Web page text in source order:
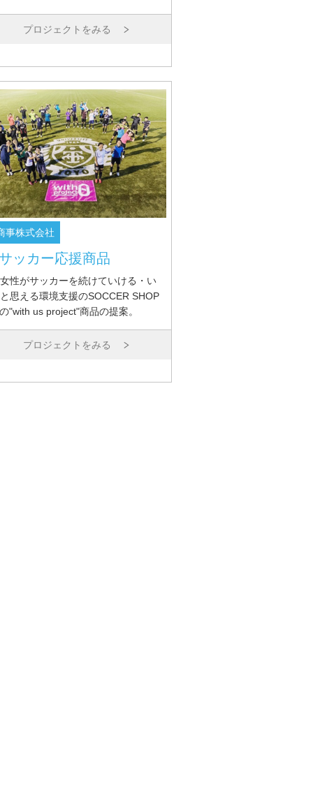
プロジェクトをみる
事株式会社
ッカー応援商品
性がサッカーを続けていける・い
思える環境支援のSOCCER SHOP
"with us project"商品の提案。
プロジェクトをみる